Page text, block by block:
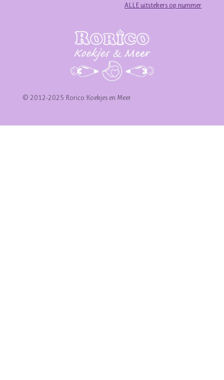
ALLE uitstekers op nummer
© 2012-2025 Rorico Koekjes en Meer